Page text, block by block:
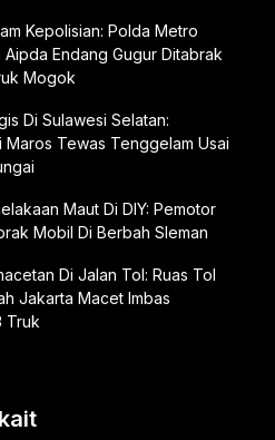
Kepolisian: Polda Metro
Endang Gugur Ditabrak
Mogok
Di Sulawesi Selatan:
Maros Tewas Tenggelam Usai
Maut Di DIY: Pemotor
Mobil Di Berbah Sleman
Di Jalan Tol: Ruas Tol
Jakarta Macet Imbas
Truk